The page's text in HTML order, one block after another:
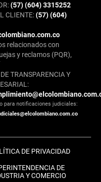
(57) (604) 3315252
CLIENTE:(57) (604)
relacionados con
y reclamos (PQR),
TRANSPARENCIA Y
para notificaciones judiciales:
DE PRIVACIDAD
DE
Y COMERCIO